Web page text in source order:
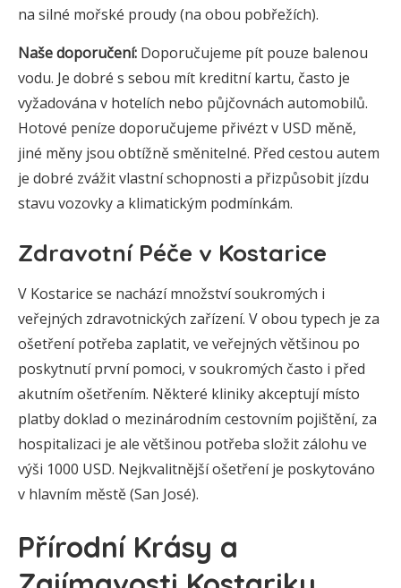
na silné mořské proudy (na obou pobřežích).
Naše doporučení: Doporučujeme pít pouze balenou
vodu. Je dobré s sebou mít kreditní kartu, často je
vyžadována v hotelích nebo půjčovnách automobilů.
Hotové peníze doporučujeme přivézt v USD měně,
jiné měny jsou obtížně směnitelné. Před cestou autem
je dobré zvážit vlastní schopnosti a přizpůsobit jízdu
stavu vozovky a klimatickým podmínkám.
Zdravotní Péče v Kostarice
V Kostarice se nachází množství soukromých i
veřejných zdravotnických zařízení. V obou typech je za
ošetření potřeba zaplatit, ve veřejných většinou po
poskytnutí první pomoci, v soukromých často i před
akutním ošetřením. Některé kliniky akceptují místo
platby doklad o mezinárodním cestovním pojištění, za
hospitalizaci je ale většinou potřeba složit zálohu ve
výši 1000 USD. Nejkvalitnější ošetření je poskytováno
v hlavním městě (San José).
Přírodní Krásy a